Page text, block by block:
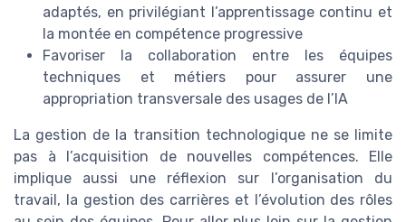
adaptés, en privilégiant l’apprentissage continu et
la montée en compétence progressive
Favoriser la collaboration entre les équipes
techniques et métiers pour assurer une
appropriation transversale des usages de l’IA
La gestion de la transition technologique ne se limite
pas à l’acquisition de nouvelles compétences. Elle
implique aussi une réflexion sur l’organisation du
travail, la gestion des carrières et l’évolution des rôles